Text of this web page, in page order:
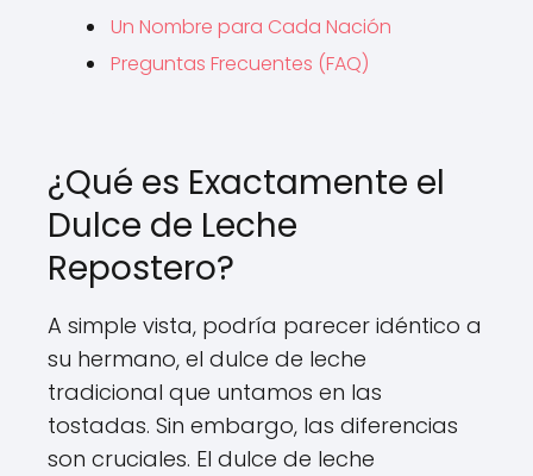
Un Nombre para Cada Nación
Preguntas Frecuentes (FAQ)
¿Qué es Exactamente el
Dulce de Leche
Repostero?
A simple vista, podría parecer idéntico a
su hermano, el dulce de leche
tradicional que untamos en las
tostadas. Sin embargo, las diferencias
son cruciales. El dulce de leche